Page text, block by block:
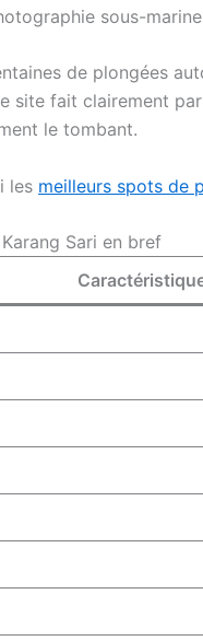
sous-
de plongées
site fait clairement
le tombant.
les meilleurs spots de
Sari en bref